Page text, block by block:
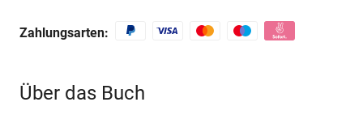
Zahlungsarten:
Über das Buch